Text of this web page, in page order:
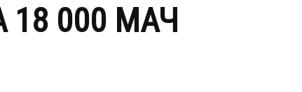
18 000 МАЧ